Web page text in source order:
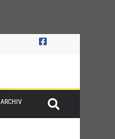
ARCHIV